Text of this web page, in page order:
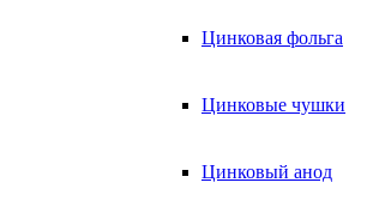
Цинковая фольга
Цинковые чушки
Цинковый анод